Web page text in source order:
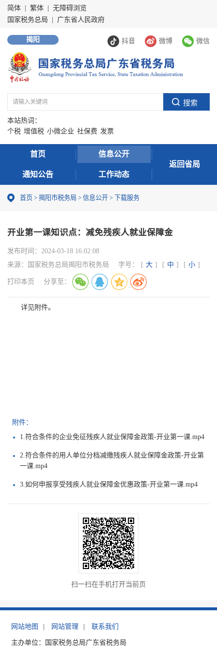
简体 繁体
无障碍浏览
国家税务总局
广东省人民政府
抖音 微博 微信
揭阳
本站热词：
个税 增值税 小微企业 社保费 发票
首页 信息公开
通知公告 工作动态
返回省局
首页 > 揭阳市税务局 > 信息公开 > 下载服务
开业第一课知识点：减免残疾人就业保障金
发布时间： 2024-03-18 16:02:08
来源：
国家税务总局揭阳市税务局 字号： [ 大 ] [ 中 ] [ 小 ]
打印本页 分享至：
详见附件。
附件：
1.符合条件的企业免征残疾人就业保障金政策-开业第一课.mp4
2.符合条件的用人单位分档减缴残疾人就业保障金政策-开业第
一课.mp4
3.如何申报享受残疾人就业保障金优惠政策-开业第一课.mp4
扫一扫在手机打开当前页
网站地图 网站管理 联系我们
主办单位：国家税务总局广东省税务局